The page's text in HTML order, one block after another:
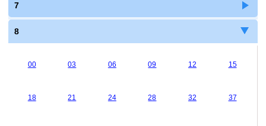
7
8
00 03 06 09 12 15
18 21 24 28 32 37